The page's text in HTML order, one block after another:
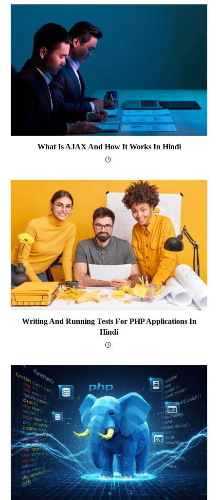
What Is AJAX And How It Works In Hindi
Writing And Running Tests For PHP Applications In
Hindi